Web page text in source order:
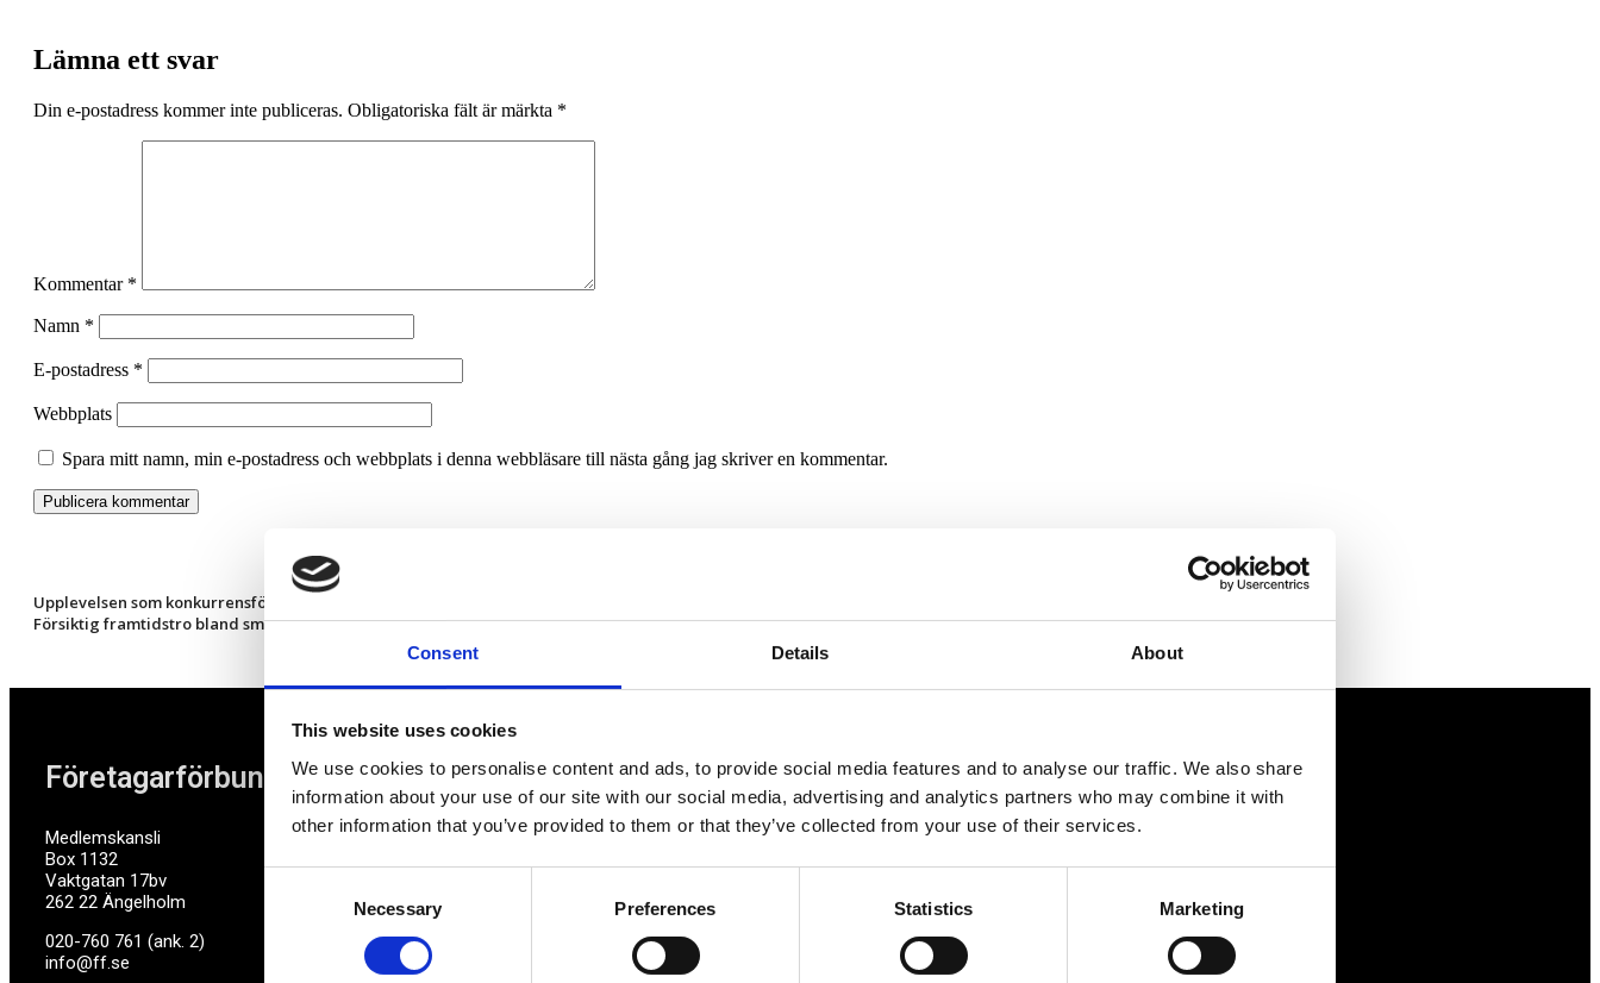
Consent Details About
This website uses cookies
We use cookies to personalise content and ads, to provide social media features and to analyse our traffic. We also share
information about your use of our site with our social media, advertising and analytics partners who may combine it with
other information that you’ve provided to them or that they’ve collected from your use of their services.
Necessary Preferences Statistics Marketing
Lämna ett svar
Din e-postadress kommer inte publiceras. Obligatoriska fält är märkta *
Kommentar *
Namn *
E-postadress *
Webbplats
Spara mitt namn, min e-postadress och webbplats i denna webbläsare till nästa gång jag skriver en kommentar.
Upplevelsen som konkurrensfördel
Försiktig framtidstro bland småföretagare
Företagarförbundet
Medlemskansli
Box 1132
Vaktgatan 17bv
262 22 Ängelholm
020-760 761 (ank. 2)
info@ff.se
Av småföretagare, för småföretagare
Ett medlemskap späckat med
försäkringspaket och mycket mer. Vi fokuserar på
fokus. Vi är själva småföretagare och vet hur
verkligheten ser ut.
Näringspolitik
Förmåner
Försäkringar
Rådgivning